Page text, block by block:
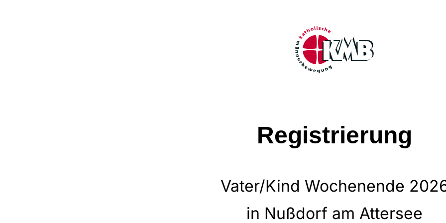
Registrierung
Vater/Kind Wochenende
in Nußdorf am Attersee